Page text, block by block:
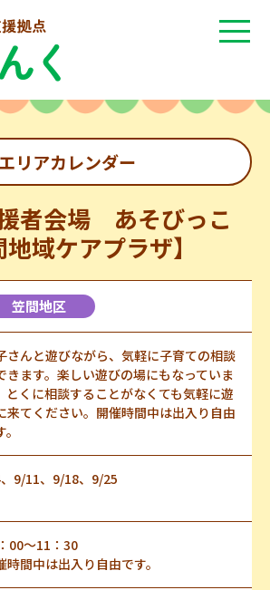
エリアカレンダー
者会場 あそびっこ
地域ケアプラザ】
笠間地区
さんと遊びながら、気軽に子育ての相談
きます。楽しい遊びの場にもなっていま
とくに相談することがなくても気軽に遊
来てください。開催時間中は出入り自由
9/11、9/18、9/25
00～11：30
時間中は出入り自由です。